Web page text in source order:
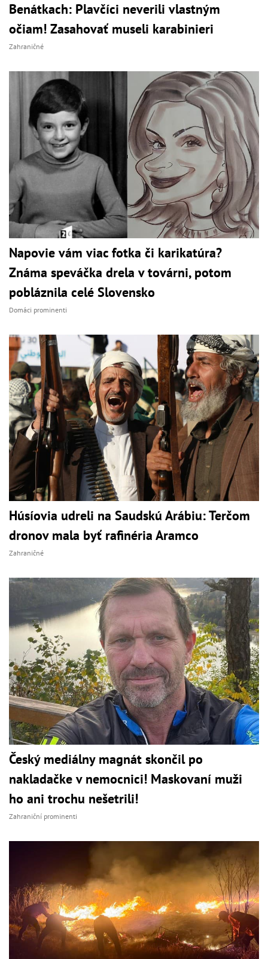
Benátkach: Plavčíci neverili vlastným
očiam! Zasahovať museli karabinieri
Zahraničné
Napovie vám viac fotka či karikatúra?
Známa speváčka drela v továrni, potom
pobláznila celé Slovensko
Domáci prominenti
Húsíovia udreli na Saudskú Arábiu: Terčom
dronov mala byť rafinéria Aramco
Zahraničné
Český mediálny magnát skončil po
nakladačke v nemocnici! Maskovaní muži
ho ani trochu nešetrili!
Zahraniční prominenti